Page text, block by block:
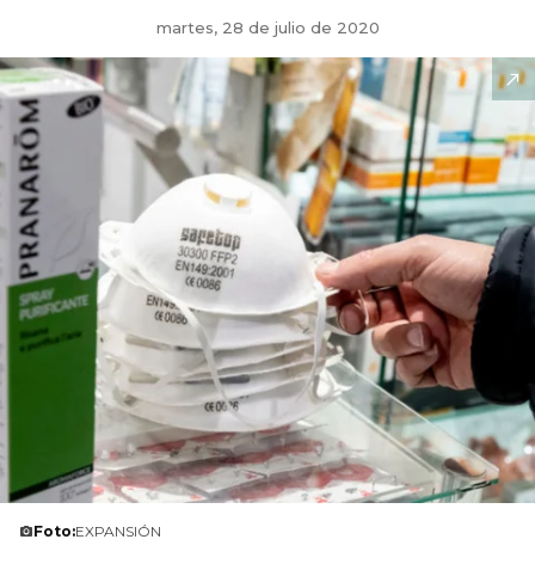
martes, 28 de julio de 2020
Foto:EXPANSIÓN